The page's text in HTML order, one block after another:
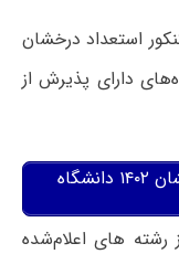
استعداد درخشان
دارای پذیرش از
لیست رشته های ارشد استعداد درخشان ۱۴۰۲ دانشگاه
های اعلام‌شده